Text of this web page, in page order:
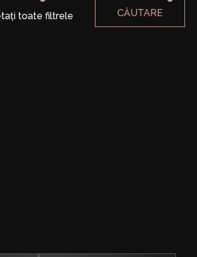
toate filtrele CĂUTARE